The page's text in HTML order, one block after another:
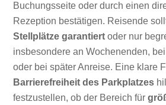
Buchungsseite oder durch einen
Rezeption bestätigen. Reisende
Stellplätze garantiert oder nur
insbesondere an Wochenenden,
oder bei später Anreise. Eine klare
Barrierefreiheit des Parkplatzes
festzustellen, ob der Bereich für